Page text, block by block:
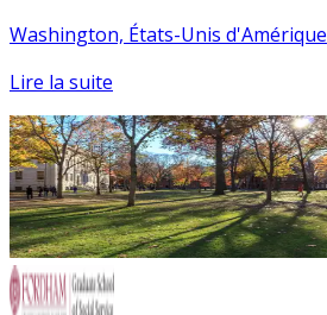
Washington, États-Unis d'Amérique
Lire la suite